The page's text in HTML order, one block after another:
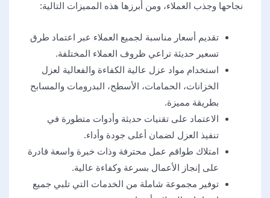
نجاحها وجذب العملاء، ومن أبرزها هذه المميزات التالية:
تقديم أسعار مناسبة لجميع العملاء عبر اعتماد طرق
تسعير حديثة تراعي ظروف العملاء المختلفة.
استخدام مواد عزل عالية الكفاءة والفعالية لعزل
الخزانات، الحمامات، الأسطح، البدرومات والمسابح
بطريقة مميزة.
الاعتماد على تقنيات حديثة وأدوات متطورة في
تنفيذ العزل لضمان أعلى جودة وأداء.
امتلاك طواقم عمل محترفة وذات خبرة واسعة قادرة
على إنجاز الأعمال بسرعة وكفاءة عالية.
توفير مجموعة شاملة من الخدمات التي تلبي جميع